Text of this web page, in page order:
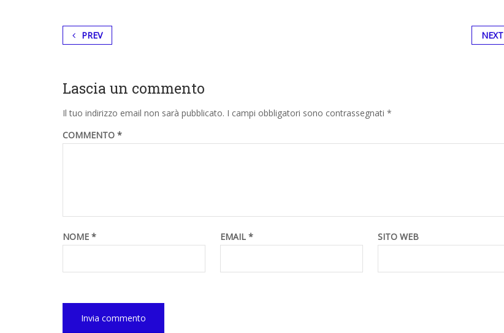
PREV NEXT
Lascia un commento
Il tuo indirizzo email non sarà pubblicato. I campi obbligatori sono contrassegnati *
COMMENTO *
NOME * EMAIL * SITO WEB